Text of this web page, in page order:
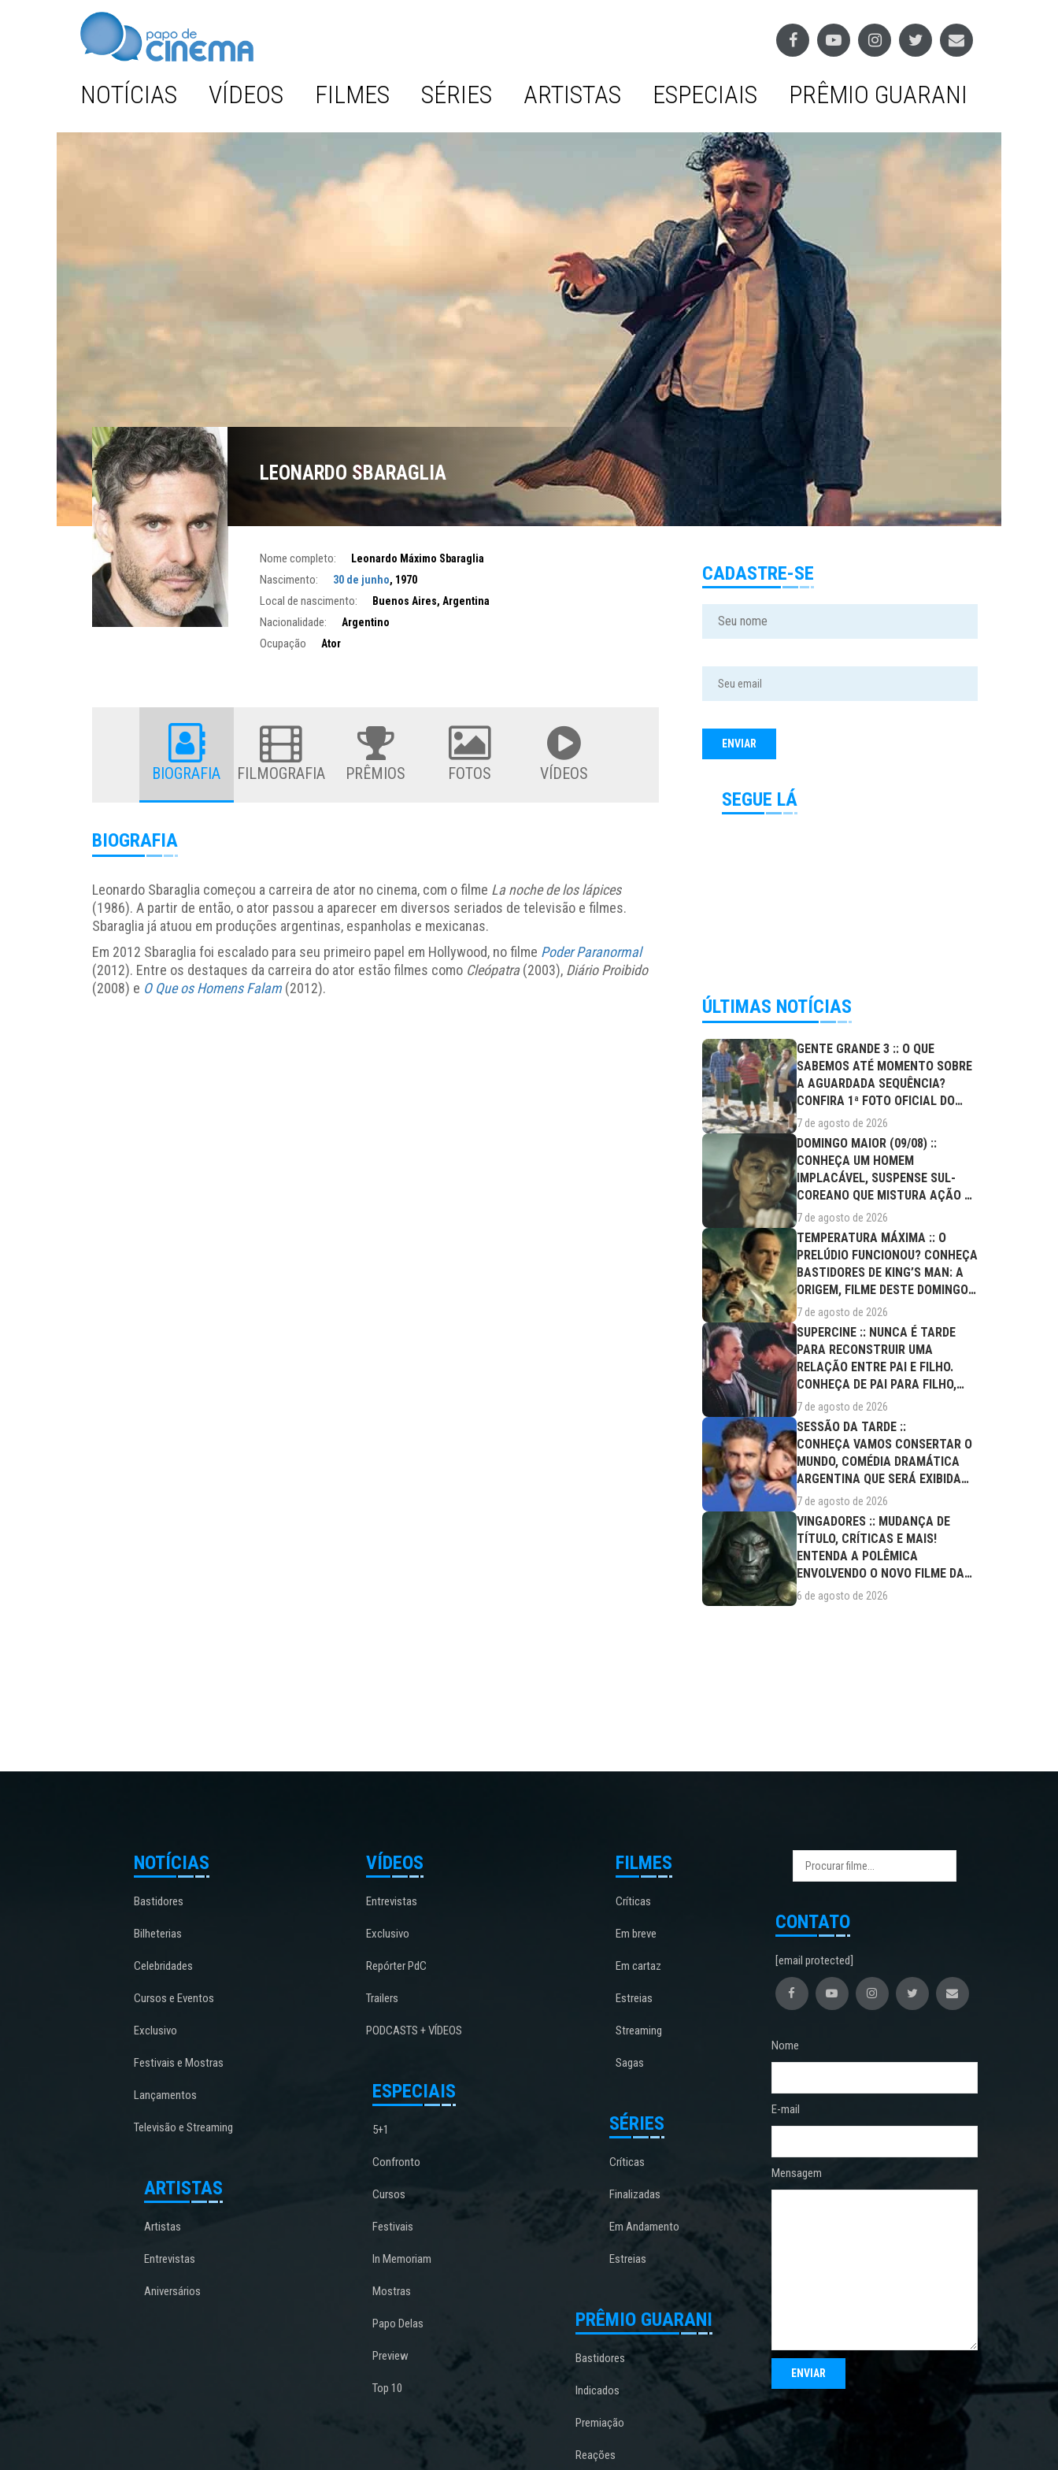
NOTÍCIAS VÍDEOS FILMES SÉRIES ARTISTAS ESPECIAIS PRÊMIO GUARANI
LEONARDO SBARAGLIA
Nome completo: Leonardo Máximo Sbaraglia
Nascimento: 30 de junho, 1970
Local de nascimento: Buenos Aires, Argentina
Nacionalidade: Argentino
Ocupação Ator
BIOGRAFIA FILMOGRAFIA PRÊMIOS FOTOS VÍDEOS
BIOGRAFIA
Leonardo Sbaraglia começou a carreira de ator no cinema, com o filme La noche de los lápices
(1986). A partir de então, o ator passou a aparecer em diversos seriados de televisão e filmes.
Sbaraglia já atuou em produções argentinas, espanholas e mexicanas.
Em 2012 Sbaraglia foi escalado para seu primeiro papel em Hollywood, no filme Poder Paranormal
(2012). Entre os destaques da carreira do ator estão filmes como Cleópatra(2003), Diário Proibido
(2008) e O Que os Homens Falam (2012).
CADASTRE-SE
SEGUE LÁ
ÚLTIMAS NOTÍCIAS
GENTE GRANDE 3 :: O QUE
SABEMOS ATÉ MOMENTO SOBRE
A AGUARDADA SEQUÊNCIA?
CONFIRA 1ª FOTO OFICIAL DO
ELENCO!
7 de agosto de 2026
DOMINGO MAIOR (09/08) ::
CONHEÇA UM HOMEM
IMPLACÁVEL, SUSPENSE SUL-
COREANO QUE MISTURA AÇÃO E
DRAMA FAMILIAR
7 de agosto de 2026
TEMPERATURA MÁXIMA :: O
PRELÚDIO FUNCIONOU? CONHEÇA
BASTIDORES DE KING’S MAN: A
ORIGEM, FILME DESTE DOMINGO
(09/08)
7 de agosto de 2026
SUPERCINE :: NUNCA É TARDE
PARA RECONSTRUIR UMA
RELAÇÃO ENTRE PAI E FILHO.
CONHEÇA DE PAI PARA FILHO,
FILME DESTE...
7 de agosto de 2026
SESSÃO DA TARDE ::
CONHEÇA VAMOS CONSERTAR O
MUNDO, COMÉDIA DRAMÁTICA
ARGENTINA QUE SERÁ EXIBIDA
NESTA SEXTA (07/08)
7 de agosto de 2026
VINGADORES :: MUDANÇA DE
TÍTULO, CRÍTICAS E MAIS!
ENTENDA A POLÊMICA
ENVOLVENDO O NOVO FILME DA
MARVEL
6 de agosto de 2026
NOTÍCIAS
Bastidores
Bilheterias
Celebridades
Cursos e Eventos
Exclusivo
Festivais e Mostras
Lançamentos
Televisão e Streaming
ARTISTAS
Artistas
Entrevistas
Aniversários
VÍDEOS
Entrevistas
Exclusivo
Repórter PdC
Trailers
PODCASTS + VÍDEOS
ESPECIAIS
5+1
Confronto
Cursos
Festivais
In Memoriam
Mostras
Papo Delas
Preview
Top 10
FILMES
Críticas
Em breve
Em cartaz
Estreias
Streaming
Sagas
SÉRIES
Críticas
Finalizadas
Em Andamento
Estreias
PRÊMIO GUARANI
Bastidores
Indicados
Premiação
Reações
CONTATO
[email protected]
Nome
E-mail
Mensagem